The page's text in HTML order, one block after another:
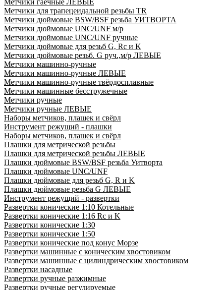
Метчики гаечные ЛЕВЫЕ
Метчики для трапецеидальной резьбы TR
Метчики дюймовые BSW/BSF резьба УИТВОРТА
Метчики дюймовые UNC/UNF м/р
Метчики дюймовые UNC/UNF ручные
Метчики дюймовые для резьб G, Rc и K
Метчики дюймовые резьб. G руч.,м/р ЛЕВЫЕ
Метчики машинно-ручные
Метчики машинно-ручные ЛЕВЫЕ
Метчики машинно-ручные твёрдосплавные
Метчики машинные бесстружечные
Метчики ручные
Метчики ручные ЛЕВЫЕ
Наборы метчиков, плашек и свёрл
Инструмент режущий - плашки
Наборы метчиков, плашек и свёрл
Плашки для метрической резьбы
Плашки для метрической резьбы ЛЕВЫЕ
Плашки дюймовые BSW/BSF резьба Уитворта
Плашки дюймовые UNC/UNF
Плашки дюймовые для резьб G, R и K
Плашки дюймовые резьба G ЛЕВЫЕ
Инструмент режущий - развертки
Развертки конические 1:10 Котельные
Развертки конические 1:16 Rc и K
Развертки конические 1:30
Развертки конические 1:50
Развертки конические под конус Морзе
Развертки машинные с коническим хвостовиком
Развертки машинные с цилиндрическим хвостовиком
Развертки насадные
Развертки ручные разжимные
Развертки ручные регулируемые